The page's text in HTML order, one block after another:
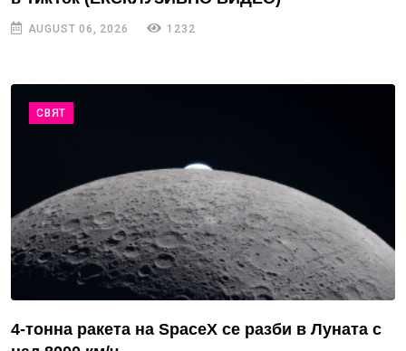
AUGUST 06, 2026 1232
СВЯТ
4-тонна ракета на SpaceX се разби в Луната с